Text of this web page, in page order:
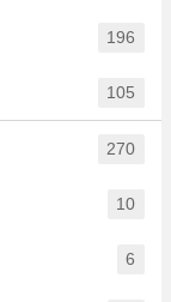
196
105
270
10
6